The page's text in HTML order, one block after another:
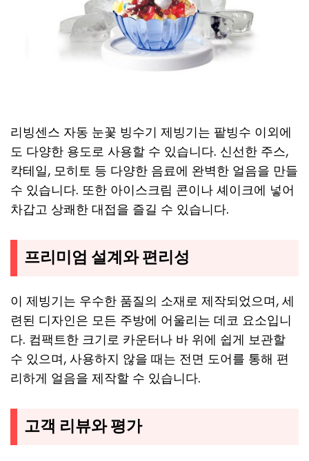
리빙센스 자동 눈꽃 빙수기 제빙기는 팥빙수 이외에
도 다양한 용도로 사용할 수 있습니다. 신선한 주스,
칵테일, 모히토 등 다양한 음료에 완벽한 얼음을 만들
수 있습니다. 또한 아이스크림 콘이나 셰이크에 넣어
차갑고 상쾌한 대접을 즐길 수 있습니다.
프리미엄 설계와 편리성
이 제빙기는 우수한 품질의 소재로 제작되었으며, 세
련된 디자인은 모든 주방에 어울리는 데코 요소입니
다. 컴팩트한 크기로 카운터나 바 위에 쉽게 보관할
수 있으며, 사용하지 않을 때는 전면 도어를 통해 편
리하게 얼음을 제작할 수 있습니다.
고객 리뷰와 평가